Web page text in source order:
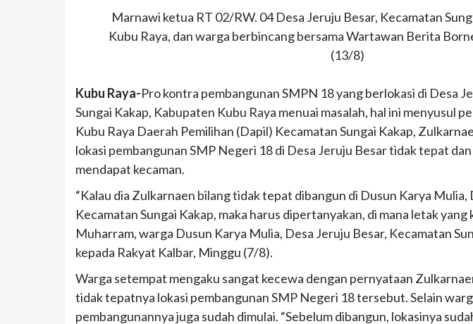
Marnawi ketua RT 02/RW. 04 Desa Jeruju Besar, Kecamatan
Kubu Raya, dan warga berbincang bersama Wartawan Berita
(13/8)
Kubu Raya-Pro kontra pembangunan SMPN 18 yang berlokasi di Desa
Sungai Kakap, Kabupaten Kubu Raya menuai masalah, hal ini menyusul
Kubu Raya Daerah Pemilihan (Dapil) Kecamatan Sungai Kakap,
lokasi pembangunan SMP Negeri 18 di Desa Jeruju Besar tidak tepat
mendapat kecaman.
“Kalau dia Zulkarnaen bilang tidak tepat dibangun di Dusun Karya Mulia,
Kecamatan Sungai Kakap, maka harus dipertanyakan, di mana letak yang
Muharram, warga Dusun Karya Mulia, Desa Jeruju Besar, Kecamatan
kepada Rakyat Kalbar, Minggu (7/8).
Warga setempat mengaku sangat kecewa dengan pernyataan
tidak tepatnya lokasi pembangunan SMP Negeri 18 tersebut. Selain
pembangunannya juga sudah dimulai. “Sebelum dibangun, lokasinya